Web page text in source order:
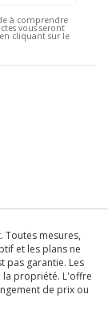
à comprendre
vous seront
cliquant sur le
mesures,
et les plans ne
pas garantie. Les
la propriété. L'offre
de prix ou